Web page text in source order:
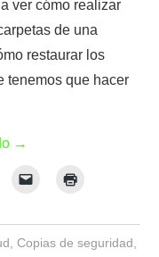
ver cómo realizar
de una
restaurar los
tenemos que hacer
→
Copias de seguridad